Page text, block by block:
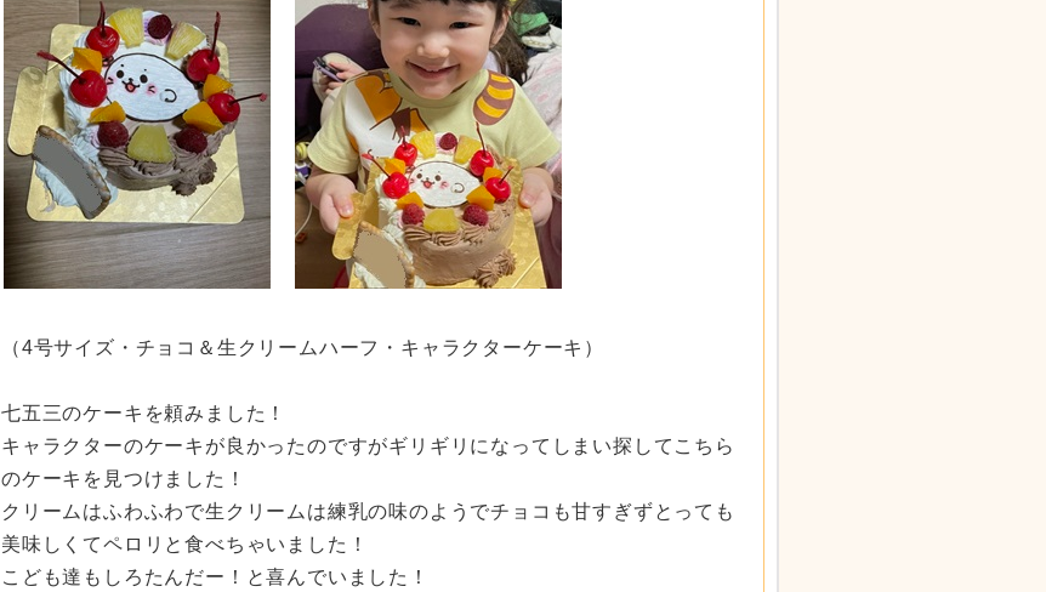
（4号サイズ・チョコ＆生クリームハーフ・キャラクターケーキ）
七五三のケーキを頼みました！
キャラクターのケーキが良かったのですがギリギリになってしまい探してこちら
のケーキを見つけました！
クリームはふわふわで生クリームは練乳の味のようでチョコも甘す ぎずとっても
美味しくてペロリと食べちゃいました！
こども達もし ろたんだー！と喜んでいました！